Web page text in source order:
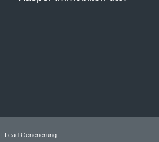
| Lead Generierung